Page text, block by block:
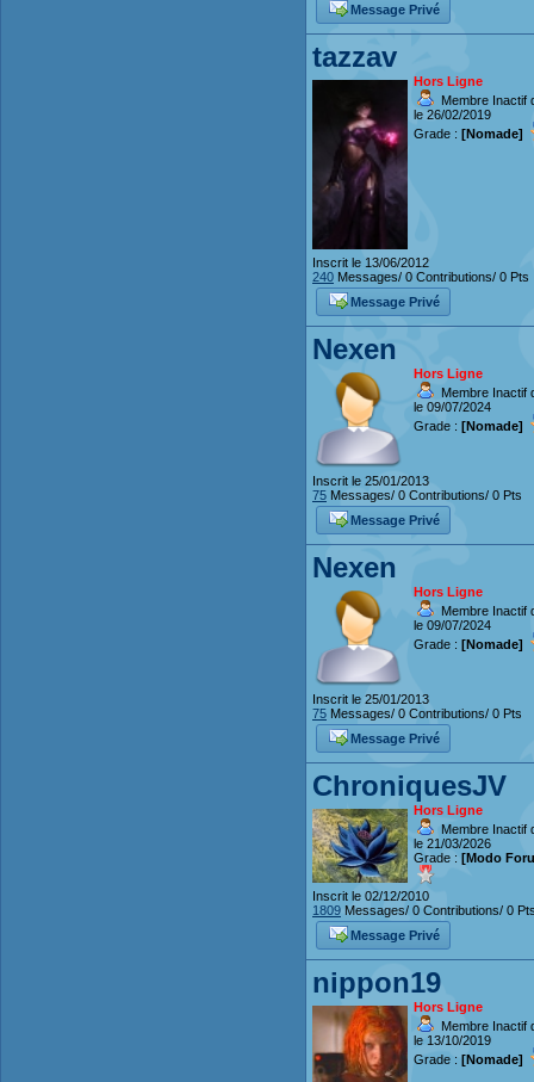
Message Privé
tazzav
Hors Ligne
Membre Inactif
le 26/02/2019
Grade : [Nomade]
Inscrit le 13/06/2012
240 Messages/ 0 Contributions/ 0 Pts
Message Privé
Nexen
Hors Ligne
Membre Inactif
le 09/07/2024
Grade : [Nomade]
Inscrit le 25/01/2013
75 Messages/ 0 Contributions/ 0 Pts
Message Privé
Nexen
Hors Ligne
Membre Inactif
le 09/07/2024
Grade : [Nomade]
Inscrit le 25/01/2013
75 Messages/ 0 Contributions/ 0 Pts
Message Privé
ChroniquesJV
Hors Ligne
Membre Inactif
le 21/03/2026
Grade : [Modo
Inscrit le 02/12/2010
1809 Messages/ 0 Contributions/ 0
Message Privé
nippon19
Hors Ligne
Membre Inactif
le 13/10/2019
Grade : [Nomade]